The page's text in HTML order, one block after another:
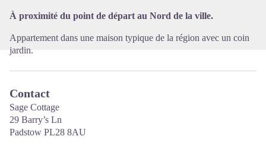
À proximité du point de départ au Nord de la ville.
Appartement dans une maison typique de la région avec un coin
jardin.
Contact
Sage Cottage
29 Barry’s Ln
Padstow PL28 8AU